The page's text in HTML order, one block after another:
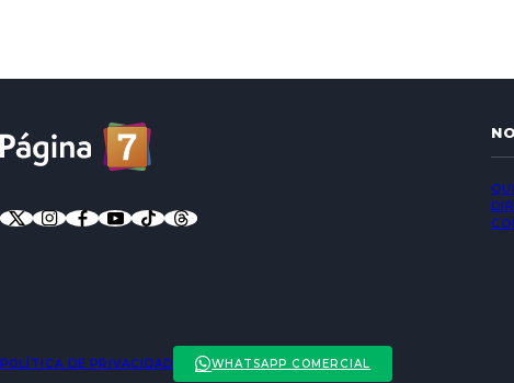
POLÍTICA DE PRIVACIDAD WHATSAPP COMERCIAL